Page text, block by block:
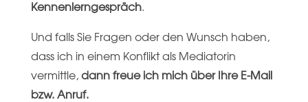
Kennenlerngespräch.
Und falls Sie Fragen oder den Wunsch haben,
dass ich in einem Konflikt als Mediatorin
vermittle, dann freue ich mich über Ihre E-Mail
bzw. Anruf.